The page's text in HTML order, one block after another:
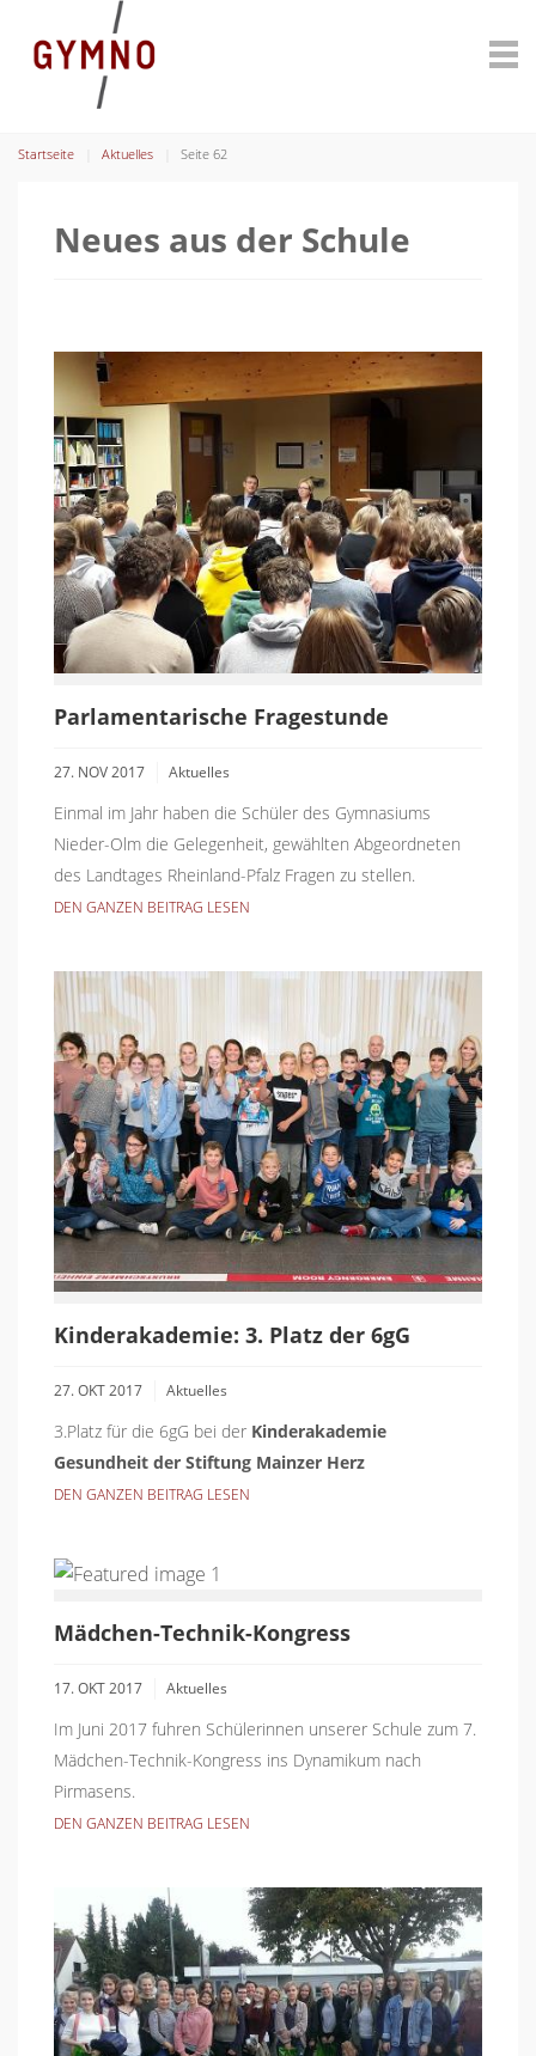
Startseite Aktuelles Seite 62
Neues aus der Schule
Parlamentarische Fragestunde
27. NOV 2017 Aktuelles
Einmal im Jahr haben die Schüler des Gymnasiums
Nieder-Olm die Gelegenheit, gewählten Abgeordneten
des Landtages Rheinland-Pfalz Fragen zu stellen.
DEN GANZEN BEITRAG LESEN
Kinderakademie: 3. Platz der 6gG
27. OKT 2017 Aktuelles
3.Platz für die 6gG bei der Kinderakademie
Gesundheit der Stiftung Mainzer Herz
DEN GANZEN BEITRAG LESEN
Mädchen-Technik-Kongress
17. OKT 2017 Aktuelles
Im Juni 2017 fuhren Schülerinnen unserer Schule zum 7.
Mädchen-Technik-Kongress ins Dynamikum nach
Pirmasens.
DEN GANZEN BEITRAG LESEN